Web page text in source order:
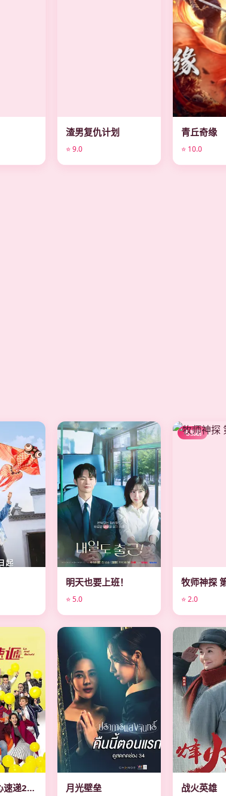
渣男复仇计划
⭐ 9.0
青丘奇缘
⭐ 10.0
电视剧
明天也要上班！
⭐ 5.0
电视剧
牧师神探
⭐ 2.0
爱回家之开心速递2025
电视剧
月光壁垒
电视剧
战火英雄